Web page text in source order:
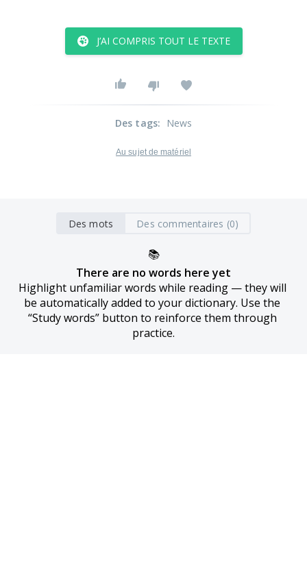
J’AI COMPRIS TOUT LE TEXTE
Des tags: News
Au sujet de matériel
Des mots Des commentaires (0)
📚
There are no words here yet
Highlight unfamiliar words while reading — they will
be automatically added to your dictionary. Use the
“Study words” button to reinforce them through
practice.